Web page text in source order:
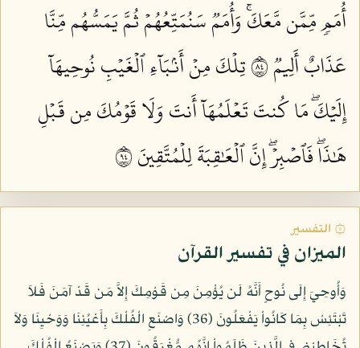
أُمَمٖ مِّمَّن مَّعَكَۚ وَأُمَمٞ سَنُمَتِّعُهُمۡ ثُمَّ يَمَسُّهُم مِّنَّا
عَذَابٌ أَلِيمٞ ٤٨
تِلۡكَ مِنۡ أَنۢبَآءِ ٱلۡغَيۡبِ نُوحِيهَآ
إِلَيۡكَۖ مَا كُنتَ تَعۡلَمُهَآ أَنتَ وَلَا قَوۡمُكَ مِن قَبۡلِ
هَٰذَاۖ فَٱصۡبِرۡۖ إِنَّ ٱلۡعَٰقِبَةَ لِلۡمُتَّقِينَ ٤٩
۞ التفسير
الميزان في تفسير القرآن
وَأُوحِيَ إِلَى نُوحٍ أَنَّهُ لَن يُؤْمِنَ مِن قَوْمِكَ إِلاَّ مَن قَدْ آمَنَ فَلاَ
تَبْتَئِسْ بِمَا كَانُواْ يَفْعَلُونَ (36) وَاصْنَعِ الْفُلْكَ بِأَعْيُنِنَا وَوَحْيِنَا وَلاَ